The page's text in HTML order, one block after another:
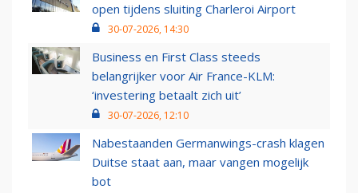
open tijdens sluiting Charleroi Airport
30-07-2026, 14:30
Business en First Class steeds
belangrijker voor Air France-KLM:
‘investering betaalt zich uit’
30-07-2026, 12:10
Nabestaanden Germanwings-crash klagen
Duitse staat aan, maar vangen mogelijk
bot